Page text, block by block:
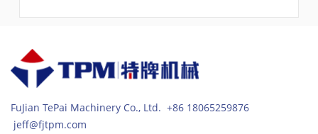
FuJian TePai Machinery Co., Ltd. +86 18065259876
jeff@fjtpm.com